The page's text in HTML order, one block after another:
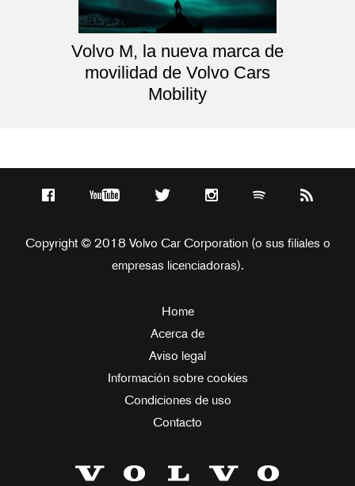
Volvo M, la nueva marca de
movilidad de Volvo Cars
Mobility
Copyright © 2018 Volvo Car Corporation (o sus filiales o
empresas licenciadoras).
Home
Acerca de
Aviso legal
Información sobre cookies
Condiciones de uso
Contacto